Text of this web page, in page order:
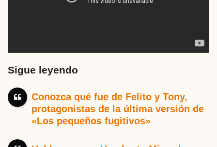
Sigue leyendo
Conozca qué fue de Felito y Tony,
protagonistas de la última versión de
«Los pequeños fugitivos»